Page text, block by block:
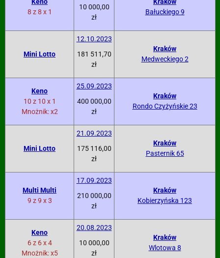
Keno
8 z 8 x 1
10 000,00
zł
Kraków
Bałuckiego 9
Mini Lotto
12.10.2023
181 511,70
zł
Kraków
Medweckiego 2
Keno
10 z 10 x 1
Mnożnik: x2
25.09.2023
400 000,00
zł
Kraków
Rondo Czyżyńskie 23
Mini Lotto
21.09.2023
175 116,00
zł
Kraków
Pasternik 65
Multi Multi
9 z 9 x 3
17.09.2023
210 000,00
zł
Kraków
Kobierzyńska 123
Keno
6 z 6 x 4
Mnożnik: x5
20.08.2023
10 000,00
zł
Kraków
Wlotowa 8